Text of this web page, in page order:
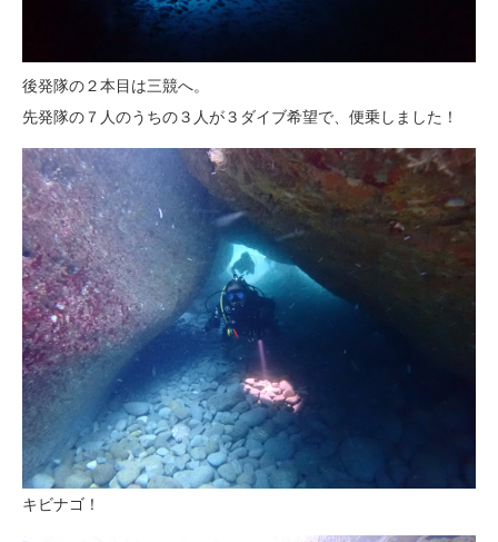
後発隊の２本目は三競へ。
先発隊の７人のうちの３人が３ダイブ希望で、便乗しました！
キビナゴ！